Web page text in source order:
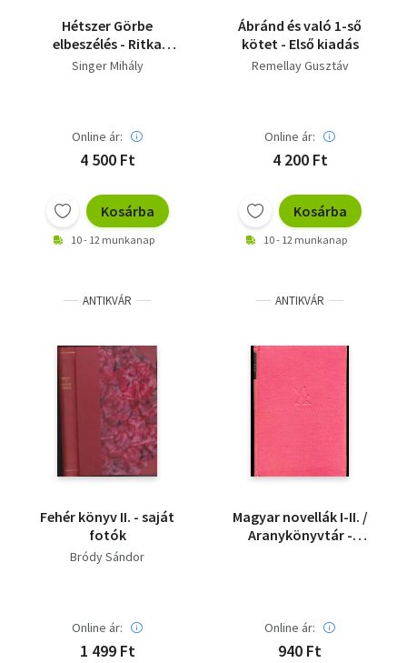
Hétszer Görbe
elbeszélés - Ritka
könyv! - Első kiadás
Singer Mihály
Online ár:
4 500 Ft
Kosárba
10 - 12 munkanap
Ábránd és való 1-ső
kötet - Első kiadás
Remellay Gusztáv
Online ár:
4 200 Ft
Kosárba
10 - 12 munkanap
ANTIKVÁR
Fehér könyv II. - saját
fotók
Bródy Sándor
Online ár:
1 499 Ft
ANTIKVÁR
Magyar novellák I-II. /
Aranykönyvtár -
Online ár:
940 Ft